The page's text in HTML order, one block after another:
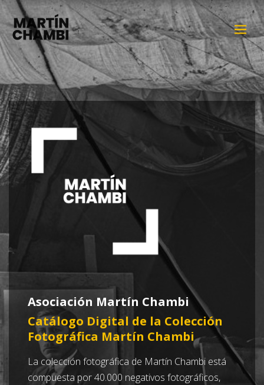
Asociación Martín Chambi
Catálogo Digital de la Colección
Fotográfica Martín Chambi
La colección fotográfica de Martín Chambi está
compuesta por 40.000 negativos fotográficos,